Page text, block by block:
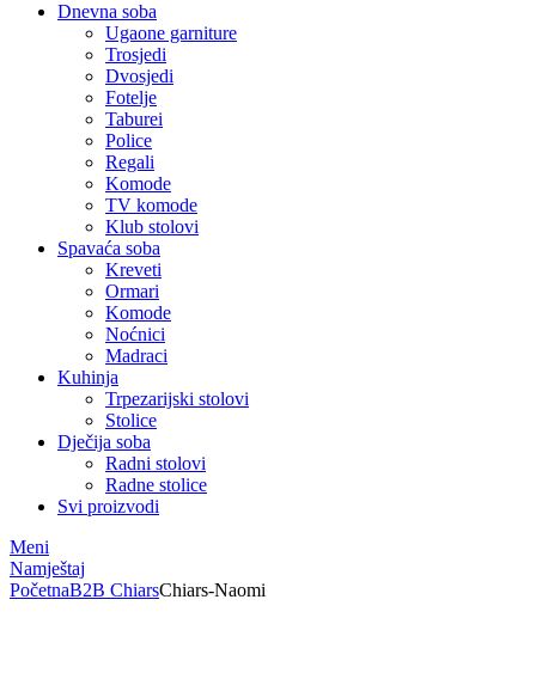
Dnevna soba
Ugaone garniture
Trosjedi
Dvosjedi
Fotelje
Taburei
Police
Regali
Komode
TV komode
Klub stolovi
Spavaća soba
Kreveti
Ormari
Komode
Noćnici
Madraci
Kuhinja
Trpezarijski stolovi
Stolice
Dječija soba
Radni stolovi
Radne stolice
Svi proizvodi
Meni
Namještaj
PočetnaB2B ChiarsChiars-Naomi